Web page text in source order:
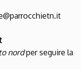
nordper seguire la